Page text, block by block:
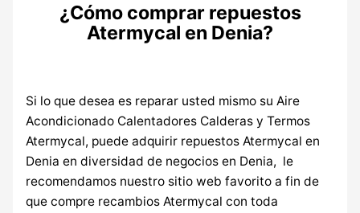
¿Cómo comprar repuestos
Atermycal en Denia?
Si lo que desea es reparar usted mismo su Aire
Acondicionado Calentadores Calderas y Termos
Atermycal, puede adquirir repuestos Atermycal en
Denia en diversidad de negocios en Denia, le
recomendamos nuestro sitio web favorito a fin de
que compre recambios Atermycal con toda